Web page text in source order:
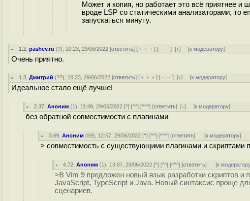
Может и копия, но работает это всё приятнее
вроде LSP со статическими анализаторами,
запускаться минуту.
1.2 ,pashev.ru (?), 10:23, 29/06/2022 [ответить] [ ﹢﹢﹢] [ · · ·][↑] [к модератору]
Очень приятно.
1.3 ,Дмитрий (??), 10:23, 29/06/2022 [ответить] [ ﹢﹢﹢] [ · · ·][↓] [к модератору]
Идеальное стало ещё лучше!
2.37 ,Аноним (1), 11:49, 29/06/2022 [^] [^^] [^^^] [ответить][↓] [к модератору]
без обратной совместимости с плагинами
3.69 ,Аноним (69), 12:57, 29/06/2022 [^] [^^] [^^^] [ответить] [к модератору]
> совместимость с существующими плагинами и скриптами
4.72 ,Аноним (1), 13:07, 29/06/2022 [^] [^^] [^^^] [ответить] [к
>В Vim 9 предложен новый язык разработки скриптов и
JavaScript, TypeScript и Java. Новый синтаксис проще
сценариев.